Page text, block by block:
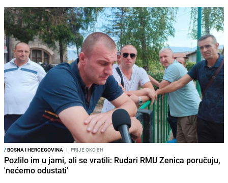
/BOSNA I HERCEGOVINA I PRIJE OKO 8H
Pozlilo im u jami, ali se vratili: Rudari RMU Zenica poručuju,
'nećemo odustati'